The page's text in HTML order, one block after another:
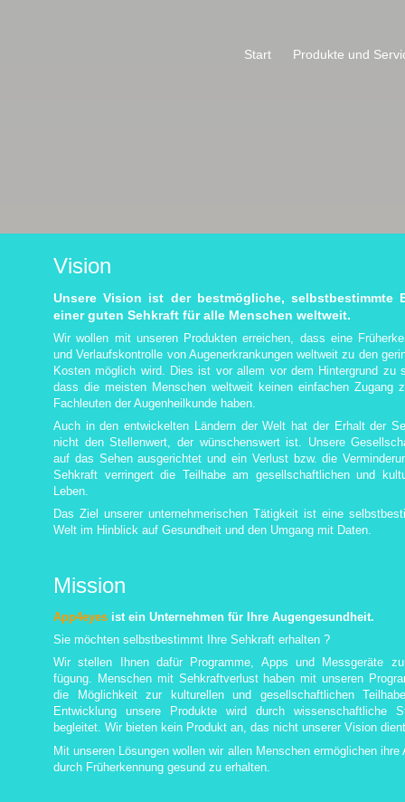
Start Produkte und
Vision
Unsere Vision ist der bestmögliche, selbstbestimmte
einer guten Sehkraft für alle Menschen weltweit.
Wir wollen mit unseren Produkten erreichen, dass eine
und Verlaufskontrolle von Augenerkrankungen weltweit zu den
Kosten möglich wird. Dies ist vor allem vor dem Hintergrund zu
dass die meisten Menschen weltweit keinen einfachen Zugang
Fachleuten der Augenheilkunde haben.
Auch in den entwickelten Ländern der Welt hat der Erhalt der
nicht den Stellenwert, der wünschenswert ist. Unsere
auf das Sehen ausgerichtet und ein Verlust bzw. die
Sehkraft verringert die Teilhabe am gesellschaftlichen und
Leben.
Das Ziel unserer unternehmerischen Tätigkeit ist eine
Welt im Hinblick auf Gesundheit und den Umgang mit Daten.
Mission
App4eyes ist ein Unternehmen für Ihre Augengesundheit.
Sie möchten selbstbestimmt Ihre Sehkraft erhalten ?
Wir stellen Ihnen dafür Programme, Apps und Messgeräte
fügung. Menschen mit Sehkraftverlust haben mit unseren
die Möglichkeit zur kulturellen und gesellschaftlichen
Entwicklung unsere Produkte wird durch wissenschaftliche
begleitet. Wir bieten kein Produkt an, das nicht unserer Vision
Mit unseren Lösungen wollen wir allen Menschen ermöglichen ihre
durch Früherkennung gesund zu erhalten.